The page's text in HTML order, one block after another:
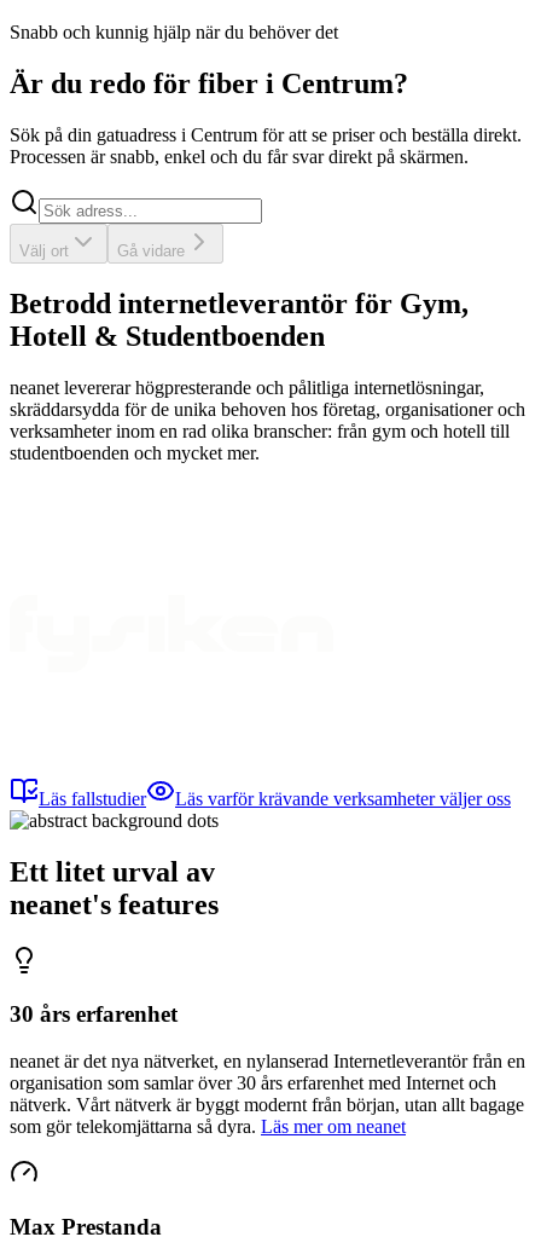
Snabb och kunnig hjälp när du behöver det
Är du redo för fiber i Centrum?
Sök på din gatuadress i Centrum för att se priser och beställa direkt.
Processen är snabb, enkel och du får svar direkt på skärmen.
Sök
Välj ort Gå vidare
Betrodd internetleverantör för Gym,
Hotell & Studentboenden
neanet levererar högpresterande och pålitliga internetlösningar,
skräddarsydda för de unika behoven hos företag, organisationer och
verksamheter inom en rad olika branscher: från gym och hotell till
studentboenden och mycket mer.
Läs fallstudier Läs varför krävande verksamheter väljer oss
Ett litet urval av
neanet's features
30 års erfarenhet
neanet är det nya nätverket, en nylanserad Internetleverantör från en
organisation som samlar över 30 års erfarenhet med Internet och
nätverk. Vårt nätverk är byggt modernt från början, utan allt bagage
som gör telekomjättarna så dyra. Läs mer om neanet
Max Prestanda